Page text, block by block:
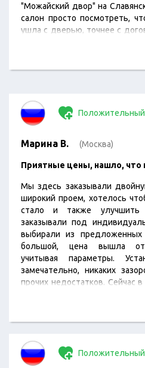
"Можайский двор" на
салон просто посмотреть,
ушла с дверью, точнее с
Марина В. (Москва)
Приятные цены, нашло, что
Мы здесь заказывали
широкий проем, хотелось
стало и также улучшить
заказывали под
выбирали из
большой, цена вышла
учитывая параметры.
замечательно, никаких
прочих недостатков. Сейчас